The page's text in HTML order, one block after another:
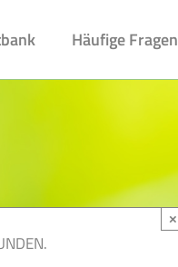
Häufige Fragen
×